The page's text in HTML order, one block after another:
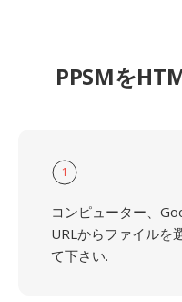
PPSMを
1
コンピューター、
URLからファイルを
て下さい.